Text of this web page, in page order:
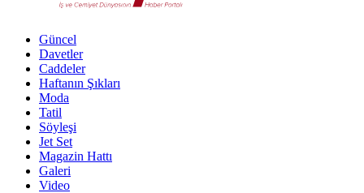
Güncel
Davetler
Caddeler
Haftanın Şıkları
Moda
Tatil
Söyleşi
Jet Set
Magazin Hattı
Galeri
Video